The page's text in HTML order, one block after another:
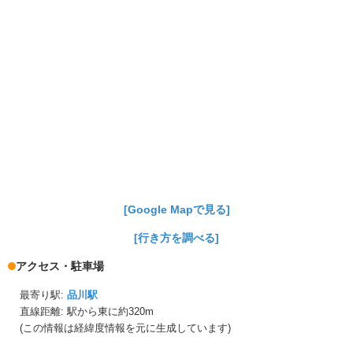
[Google Mapで見る]
[行き方を調べる]
アクセス・駐車場
最寄り駅: 品川駅
直線距離: 駅から東に約320m
(この情報は経緯度情報を元に生成しています)